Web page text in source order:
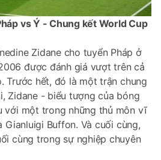
vs Ý - Chung kết World Cup
Zidane cho tuyển Pháp ở
được đánh giá vượt trên cả
Trước hết, đó là một trận chung
Zidane - biểu tượng của bóng
với một trong những thủ môn vĩ
Buffon. Và cuối cùng,
cùng trong sự nghiệp chuyên